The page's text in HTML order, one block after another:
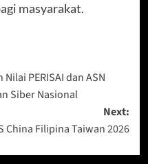
masyarakat.
PERISAI dan ASN
Siber Nasional
Next:
China Filipina Taiwan 2026